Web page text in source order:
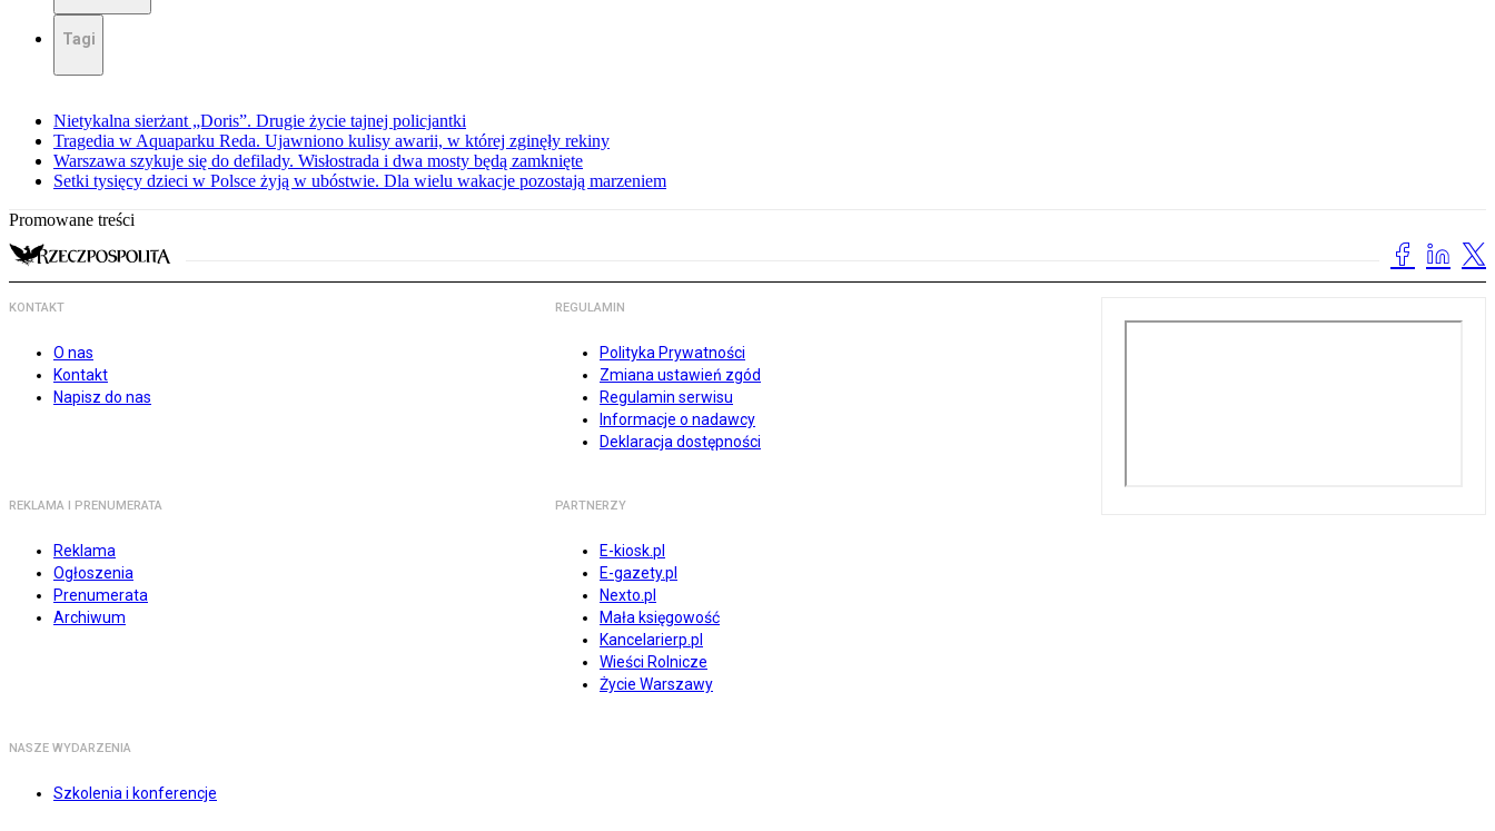
Tagi
Nietykalna sierżant „Doris”. Drugie życie tajnej policjantki
Tragedia w Aquaparku Reda. Ujawniono kulisy awarii, w której zginęły rekiny
Warszawa szykuje się do defilady. Wisłostrada i dwa mosty będą zamknięte
Setki tysięcy dzieci w Polsce żyją w ubóstwie. Dla wielu wakacje pozostają marzeniem
Promowane treści
KONTAKT
O nas
Kontakt
Napisz do nas
REGULAMIN
Polityka Prywatności
Zmiana ustawień zgód
Regulamin serwisu
Informacje o nadawcy
Deklaracja dostępności
REKLAMA I PRENUMERATA
Reklama
Ogłoszenia
Prenumerata
Archiwum
PARTNERZY
E-kiosk.pl
E-gazety.pl
Nexto.pl
Mała księgowość
Kancelarierp.pl
Wieści Rolnicze
Życie Warszawy
NASZE WYDARZENIA
Szkolenia i konferencje